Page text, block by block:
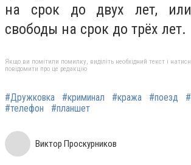
на срок до двух лет,
свободы на срок до трёх лет.
Якщо ви помітили помилку, виділіть необхідний текст і
повідомити про це редакцію
#Дружковка #криминал #кража #поезд
#телефон
#планшет
Виктор Проскурников